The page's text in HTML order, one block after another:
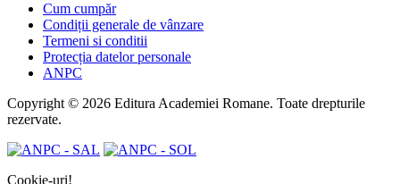
Cum cumpăr
Condiții generale de vânzare
Termeni si conditii
Protecția datelor personale
ANPC
Copyright © 2026 Editura Academiei Romane. Toate drepturile
rezervate.
Cookie-uri!